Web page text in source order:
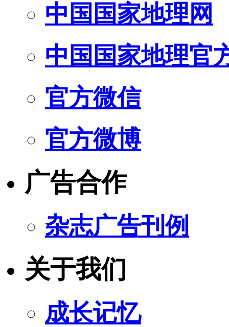
中国国家地理网
中国国家地理官
官方微信
官方微博
广告合作
杂志广告刊例
关于我们
成长记忆